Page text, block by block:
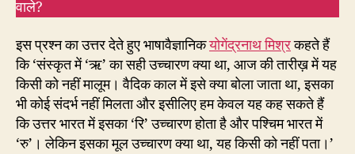
वाले?
इस प्रश्न का उत्तर देते हुए भाषावैज्ञानिकयोगेंद्रनाथ मिश्रकहते हैं
कि ‘संस्कृत में ‘ऋ’ का सही उच्चारण क्या था, आज की तारीख़ में यह
किसी को नहीं मालूम। वैदिक काल में इसे क्या बोला जाता था, इसका
भी कोई संदर्भ नहीं मिलता और इसीलिए हम केवल यह कह सकते हैं
कि उत्तर भारत में इसका ‘रि’ उच्चारण होता है और पश्चिम भारत में
‘रु’। लेकिन इसका मूल उच्चारण क्या था, यह किसी को नहीं पता।’